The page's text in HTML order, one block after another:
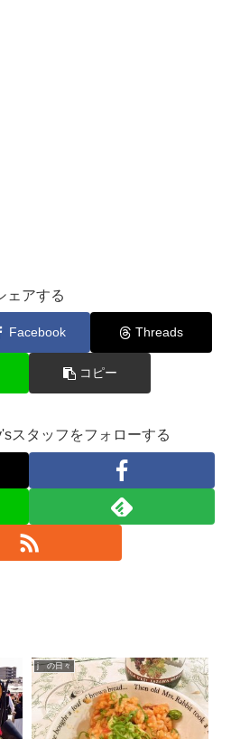
ェアする
Facebook Threads
コピー
スタッフをフォローする
j の日々